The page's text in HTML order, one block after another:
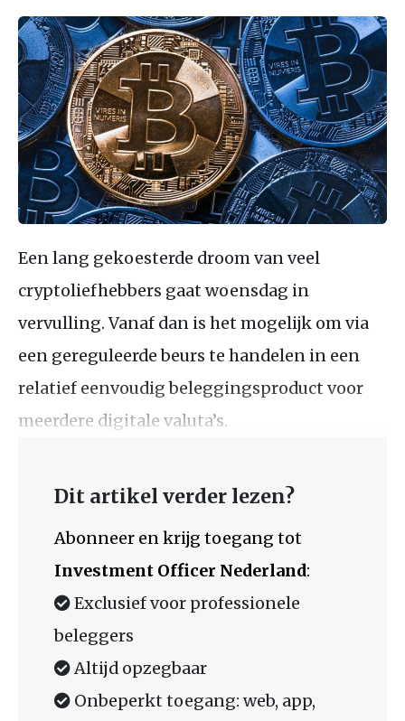
Een lang gekoesterde droom van veel
cryptoliefhebbers gaat woensdag in
vervulling. Vanaf dan is het mogelijk om via
een gereguleerde beurs te handelen in een
relatief eenvoudig beleggingsproduct voor
meerdere digitale valuta’s.
Dit artikel verder lezen?
Abonneer en krijg toegang tot
Investment Officer Nederland:
Exclusief voor professionele
beleggers
Altijd opzegbaar
Onbeperkt toegang: web, app,